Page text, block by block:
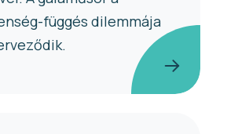
függés dilemmája